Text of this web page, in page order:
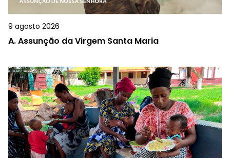
9 agosto 2026
A.Assunção da Virgem Santa Maria